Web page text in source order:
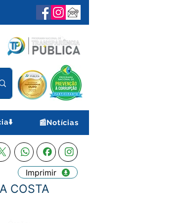
📰Notícias
Imprimir
COSTA